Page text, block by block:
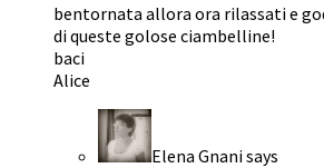
bentornata allora ora rilassati e
di queste golose ciambelline!
baci
Alice
Elena Gnanisays